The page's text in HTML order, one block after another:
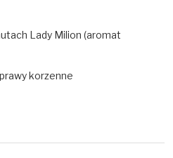
Lady Milion (aromat
korzenne